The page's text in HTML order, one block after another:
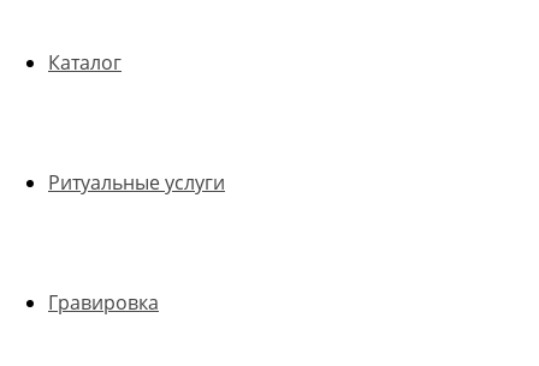
Каталог
Ритуальные услуги
Гравировка